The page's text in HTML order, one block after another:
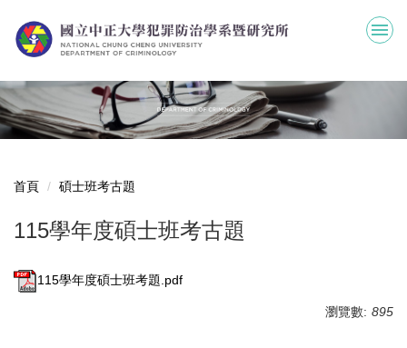
到
主
內
容
區
首頁 碩士班考古題
115學年度碩士班考古題
115學年度碩士班考題.pdf
瀏覽數: 895